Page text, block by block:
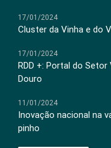
17/01/2024
Cluster da Vinha e do
17/01/2024
RDD +: Portal do
Douro
11/01/2024
Inovação nacional na
pinho